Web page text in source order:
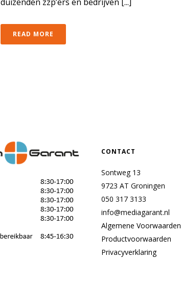
READ MORE
CONTACT
Sontweg 13
9723 AT Groningen
050 317 3133
info@mediagarant.nl
Algemene Voorwaarden
Productvoorwaarden
Privacyverklaring